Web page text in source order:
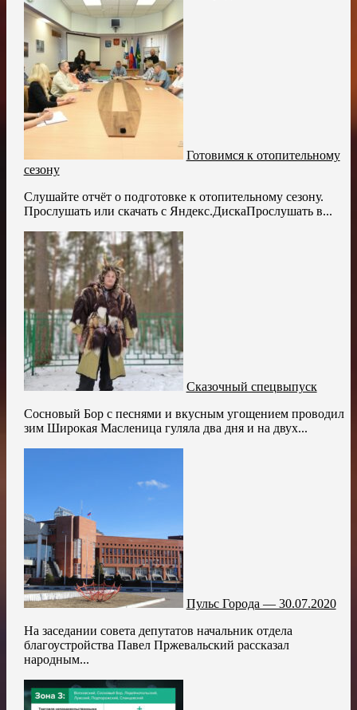
Готовимся к отопительному
сезону
Слушайте отчёт о подготовке к отопительному сезону.
Прослушать или скачать с Яндекс.ДискаПрослушать в...
Сказочный спецвыпуск
Сосновый Бор с песнями и вкусным угощением проводил
зим Широкая Масленица гуляла два дня и на двух...
Пульс Города — 30.07.2020
На заседании совета депутатов начальник отдела
благоустройства Павел Пржевальский рассказал
народным...